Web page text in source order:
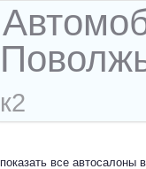
к2
показать все автоcалоны